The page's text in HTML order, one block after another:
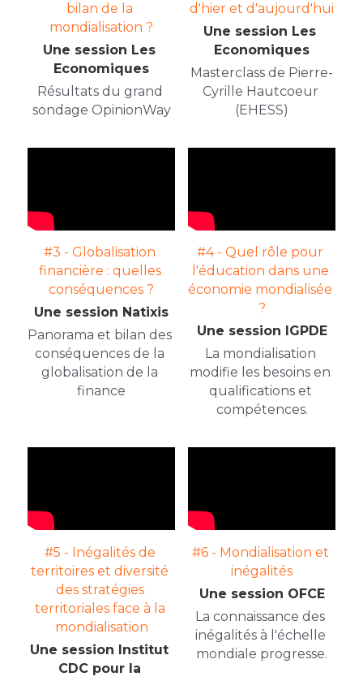
bilan de la
mondialisation ?
Une session Les
Economiques
Résultats du grand
sondage OpinionWay
d'hier et d'aujourd'hui
Une session Les
Economiques
Masterclass de Pierre-
Cyrille Hautcoeur
(EHESS)
#3 - Globalisation
financière : quelles
conséquences ?
Une session Natixis
Panorama et bilan des
conséquences de la
globalisation de la
finance
#4 - Quel rôle pour
l'éducation dans une
économie mondialisée
?
Une session IGPDE
La mondialisation
modifie les besoins en
qualifications et
compétences.
#5 - Inégalités de
territoires et diversité
des stratégies
territoriales face à la
mondialisation
Une session Institut
CDC pour la
#6 - Mondialisation et
inégalités
Une session OFCE
La connaissance des
inégalités à l'échelle
mondiale progresse.